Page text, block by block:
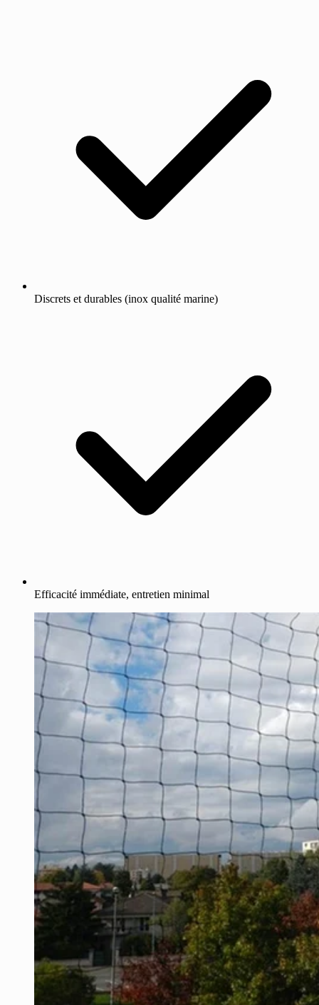
Discrets et durables (inox qualité marine)
Efficacité immédiate, entretien minimal